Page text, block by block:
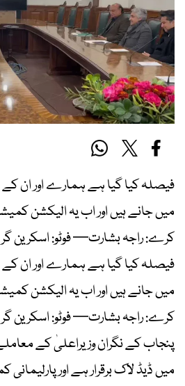
فیصلہ کیا گیا ہے ہمارے اور ان
میں جانے ہیں اور اب یہ الیکشن
کرے: راجہ بشارت— فوٹو: اسکرین
فیصلہ کیا گیا ہے ہمارے اور ان
میں جانے ہیں اور اب یہ الیکشن
کرے: راجہ بشارت— فوٹو: اسکرین
پنجاب کے نگران وزیراعلیٰ کے
میں ڈیڈ لاک برقرار ہے اور